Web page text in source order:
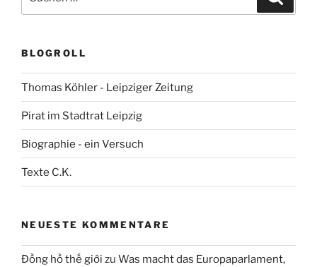
nach:
BLOGROLL
Thomas Köhler - Leipziger Zeitung
Pirat im Stadtrat Leipzig
Biographie - ein Versuch
Texte C.K.
NEUESTE KOMMENTARE
Đồng hồ thế giới zu Was macht das Europaparlament,